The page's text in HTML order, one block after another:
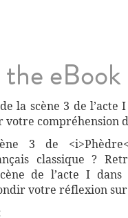
eBook
la scène 3 de l’acte
votre compréhension
3 de
classique ?
de l’acte I dans
votre réflexion